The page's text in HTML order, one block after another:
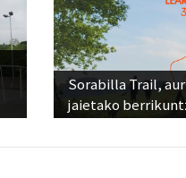
Sorabilla Trail,
jaietako